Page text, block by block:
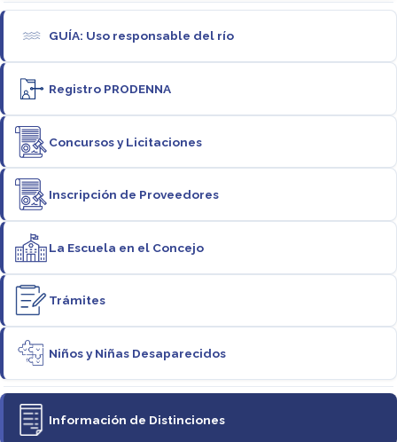
GUÍA: Uso responsable del río
Registro PRODENNA
Concursos y Licitaciones
Inscripción de Proveedores
La Escuela en el Concejo
Trámites
Niños y Niñas Desaparecidos
Información de Distinciones